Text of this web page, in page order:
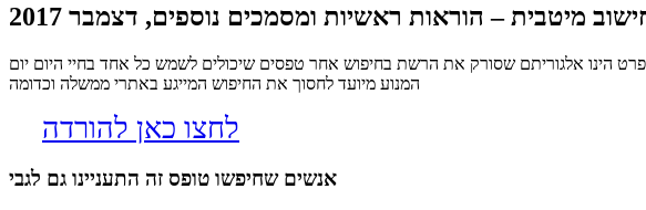
מיטבית – הוראות ראשיות ומסמכים נוספים, דצמבר 2017
אשר מציג את תיקון להוראות קביעת שיטת חישוב מיטבית – הוראות ראשיות ומסמכים נוספים, דצמבר 2017, הופרט הינו אלגוריתם שסורק את הרשת בחיפוש אחר טפסים שיכולים לשמש כל אחד בחיי היום יום
המנוע מיועד לחסוך את החיפוש המייגע באתרי ממשלה וכדומה
לחצו כאן להורדה
אנשים שחיפשו טופס זה התעניינו גם לגבי